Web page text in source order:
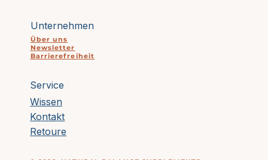
Unternehmen
Über uns
Newsletter
Barrierefreiheit
Service
Wissen
Kontakt
Retoure